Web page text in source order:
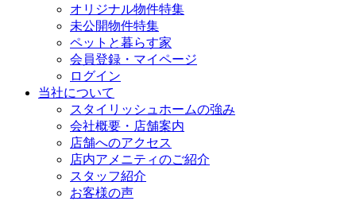
オリジナル物件特集
未公開物件特集
ペットと暮らす家
会員登録・マイページ
ログイン
当社について
スタイリッシュホームの強み
会社概要・店舗案内
店舗へのアクセス
店内アメニティのご紹介
スタッフ紹介
お客様の声